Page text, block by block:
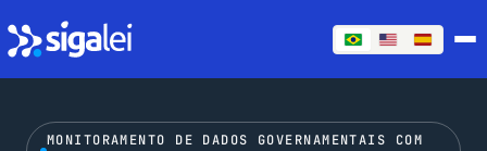
MONITORAMENTO DE DADOS GOVERNAMENTAIS COM